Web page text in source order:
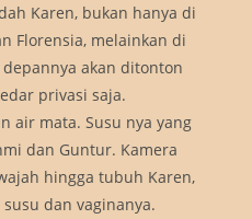
Karen, bukan hanya di
Florensia, melainkan di
akan ditonton
privasi saja.
air mata. Susu nya yang
dan Guntur. Kamera
hingga tubuh Karen,
dan vaginanya.